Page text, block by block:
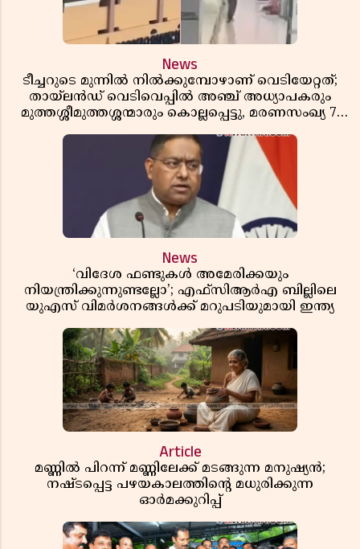
News
ടീച്ചറുടെ മുന്നിൽ നിൽക്കുമ്പോഴാണ് വെടിയേറ്റത്;
തായ്‌ലൻഡ് വെടിവെപ്പിൽ അഞ്ച് അധ്യാപകരും
മുത്തശ്ശീമുത്തശ്ശന്മാരും കൊല്ലപ്പെട്ടു, മരണസംഖ്യ 7;
News
‘വിദേശ ഫണ്ടുകൾ അമേരിക്കയും
നിയന്ത്രിക്കുന്നുണ്ടല്ലോ’; എഫ്സിആർഎ ബില്ലിലെ
യുഎസ് വിമർശനങ്ങൾക്ക് മറുപടിയുമായി ഇന്ത്യ
Article
മണ്ണിൽ പിറന്ന് മണ്ണിലേക്ക് മടങ്ങുന്ന മനുഷ്യൻ;
നഷ്ടപ്പെട്ട പഴയകാലത്തിൻ്റെ മധുരിക്കുന്ന
ഓർമക്കുറിപ്പ്